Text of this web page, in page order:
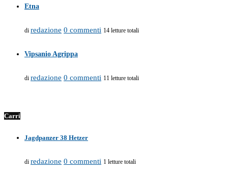
Etna
di redazione 0 commenti 14 letture totali
Vipsanio Agrippa
di redazione 0 commenti 11 letture totali
Carri
Jagdpanzer 38 Hetzer
di redazione 0 commenti 1 letture totali